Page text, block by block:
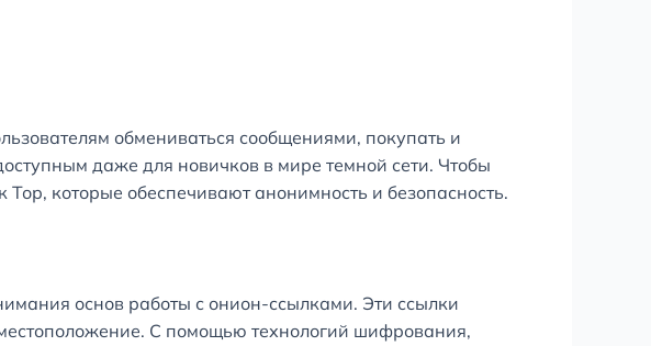
обмениваться сообщениями, покупать и
даже для новичков в мире темной сети. Чтобы
которые обеспечивают анонимность и безопасность.
основ работы с онион-ссылками. Эти ссылки
С помощью технологий шифрования,